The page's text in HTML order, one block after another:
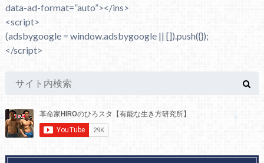
data-ad-format=”auto”></ins>
<script>
(adsbygoogle = window.adsbygoogle || []).push({});
</script>